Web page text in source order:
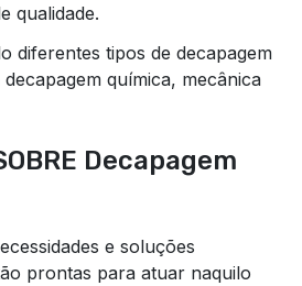
qualidade.
diferentes tipos de decapagem
química, mecânica
Decapagem
e soluções
prontas para atuar naquilo